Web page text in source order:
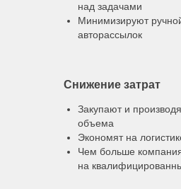
над задачами
Минимизируют
авторассылок
Снижение затрат
Закупают и
объема
Экономят на
Чем больше
на